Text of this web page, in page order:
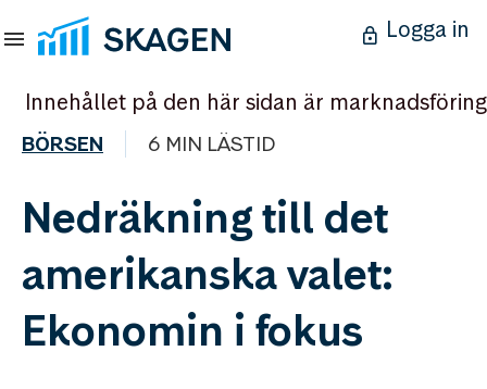
Logga in
Innehållet på den här sidan är marknadsföring
BÖRSEN 6 MIN LÄSTID
Nedräkning till det
amerikanska valet:
Ekonomin i fokus